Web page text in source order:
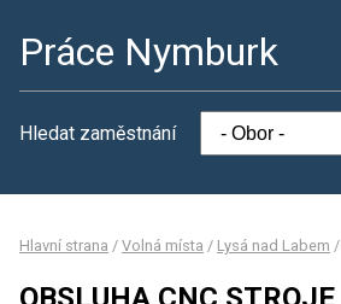
Práce Nymburk
Hledat zaměstnání
Hlavní strana / Volná místa / Lysá nad Labem /